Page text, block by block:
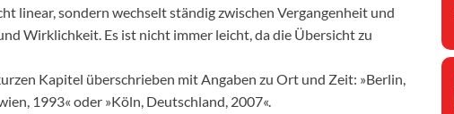
linear, sondern wechselt ständig zwischen Vergangenheit und
Wirklichkeit. Es ist nicht immer leicht, da die Übersicht zu
Kapitel überschrieben mit Angaben zu Ort und Zeit: »Berlin,
1993« oder »Köln, Deutschland, 2007«.